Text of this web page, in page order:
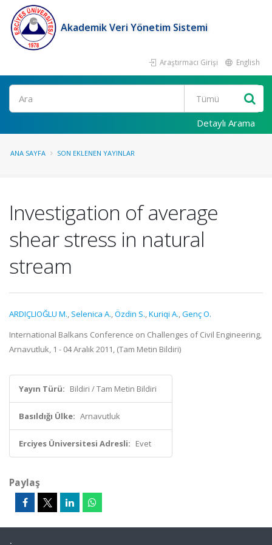
Akademik Veri Yönetim Sistemi
Araştırmacı Girişi English
Ara
Detaylı Arama
ANA SAYFA SON EKLENEN YAYINLAR
Investigation of average
shear stress in natural
stream
ARDIÇLIOĞLU M., Selenica A.,Özdin S.,Kuriqi A.,Genç O.
International Balkans Conference on Challenges of Civil Engineering,
Arnavutluk, 1 - 04 Aralık 2011, (Tam Metin Bildiri)
Yayın Türü: Bildiri / Tam Metin Bildiri
Basıldığı Ülke: Arnavutluk
Erciyes Üniversitesi Adresli: Evet
Paylaş